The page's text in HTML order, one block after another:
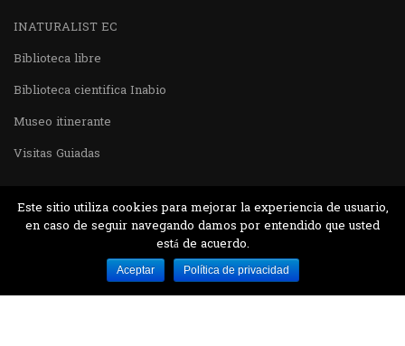
INATURALIST EC
Biblioteca libre
Biblioteca cientifica Inabio
Museo itinerante
Visitas Guiadas
Desarrollado por MJTEC.
Este sitio utiliza cookies para mejorar la experiencia de usuario,
en caso de seguir navegando damos por entendido que usted
está de acuerdo.
Aceptar Política de privacidad